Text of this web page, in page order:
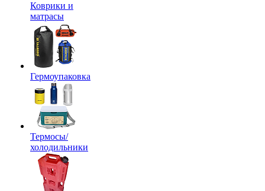
Коврики и
матрасы
Гермоупаковка
Термосы/
холодильники